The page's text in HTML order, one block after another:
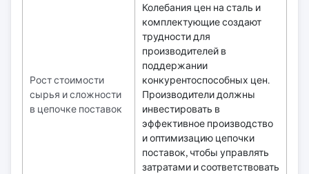
Рост стоимости
сырья и сложности
в цепочке поставок
Колебания цен на сталь и
комплектующие создают
трудности для
производителей в
поддержании
конкурентоспособных цен.
Производители должны
инвестировать в
эффективное производство
и оптимизацию цепочки
поставок, чтобы управлять
затратами и соответствовать